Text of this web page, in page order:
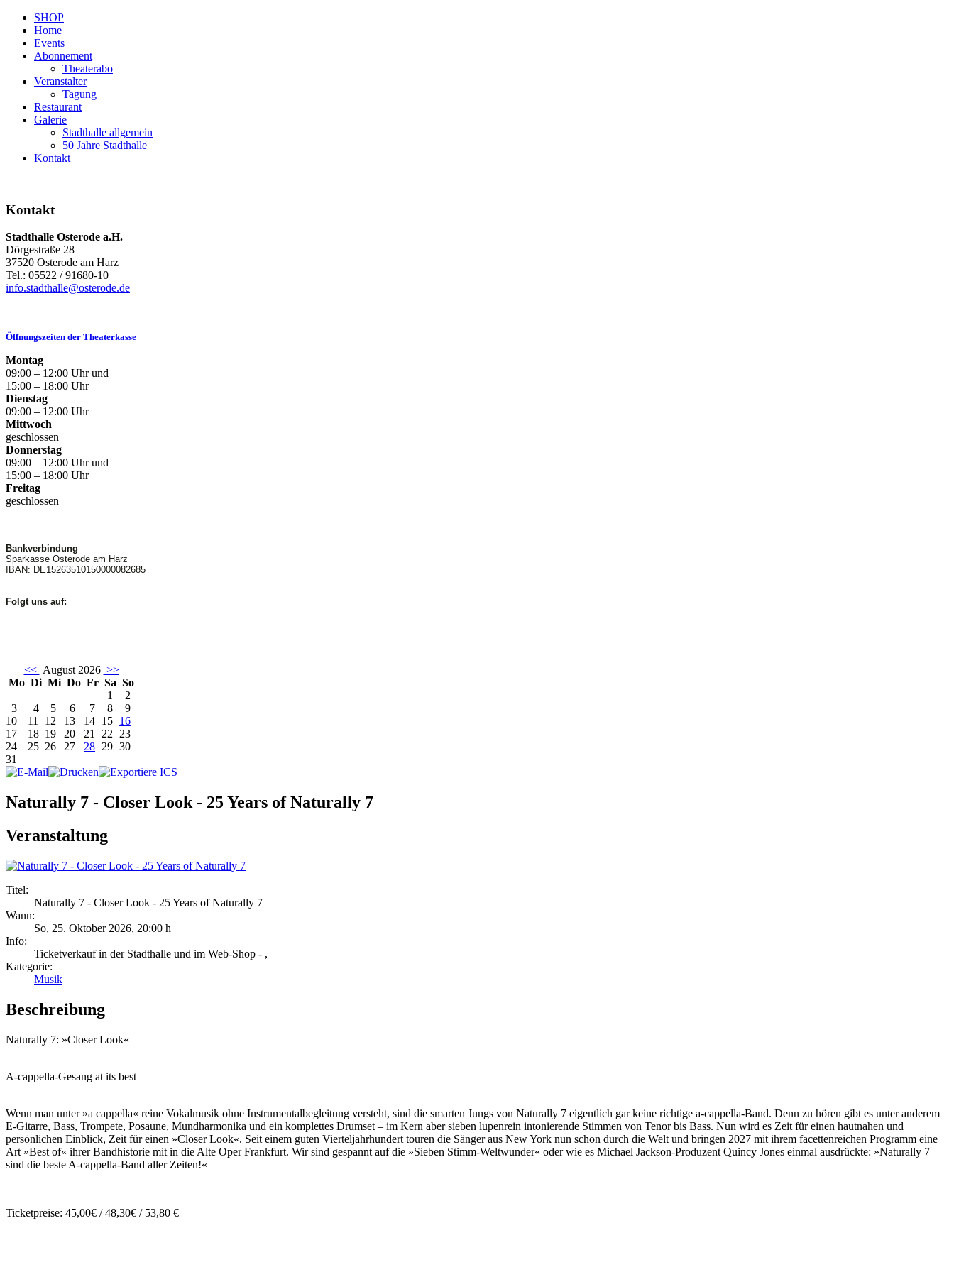
SHOP
Home
Events
Abonnement
Theaterabo
Veranstalter
Tagung
Restaurant
Galerie
Stadthalle allgemein
50 Jahre Stadthalle
Kontakt
Kontakt
Stadthalle Osterode a.H.
Dörgestraße 28
37520 Osterode am Harz
Tel.: 05522 / 91680-10
info.stadthalle@osterode.de
Öffnungszeiten der Theaterkasse
Montag
09:00 – 12:00 Uhr und
15:00 – 18:00 Uhr
Dienstag
09:00 – 12:00 Uhr
Mittwoch
geschlossen
Donnerstag
09:00 – 12:00 Uhr und
15:00 – 18:00 Uhr
Freitag
geschlossen
Bankverbindung
Sparkasse Osterode am Harz
IBAN: DE15263510150000082685
Folgt uns auf:
<< August 2026 >>
Mo Di Mi Do Fr Sa So
1
2
3
4 5 6 7 8
9
10
11 12 13 14 15 16
17
18 19 20 21 22 23
24
25 26 27 28 29 30
31
Naturally 7 - Closer Look - 25 Years of Naturally 7
Veranstaltung
Titel:
Naturally 7 - Closer Look - 25 Years of Naturally 7
Wann:
So, 25. Oktober 2026, 20:00 h
Info:
Ticketverkauf in der Stadthalle und im Web-Shop - ,
Kategorie:
Musik
Beschreibung
Naturally 7: »Closer Look«
A-cappella-Gesang at its best
Wenn man unter »a cappella« reine Vokalmusik ohne Instrumentalbegleitung versteht, sind die smarten Jungs von Naturally 7 eigentlich gar keine richtige a-cappella-Band. Denn zu hören gibt es unter anderem
E-Gitarre, Bass, Trompete, Posaune, Mundharmonika und ein komplettes Drumset – im Kern aber sieben lupenrein intonierende Stimmen von Tenor bis Bass. Nun wird es Zeit für einen hautnahen und
persönlichen Einblick, Zeit für einen »Closer Look«. Seit einem guten Vierteljahrhundert touren die Sänger aus New York nun schon durch die Welt und bringen 2027 mit ihrem facettenreichen Programm eine
Art »Best of« ihrer Bandhistorie mit in die Alte Oper Frankfurt. Wir sind gespannt auf die »Sieben Stimm-Weltwunder« oder wie es Michael Jackson-Produzent Quincy Jones einmal ausdrückte: »Naturally 7
sind die beste A-cappella-Band aller Zeiten!«
Ticketpreise: 45,00€ / 48,30€ / 53,80 €